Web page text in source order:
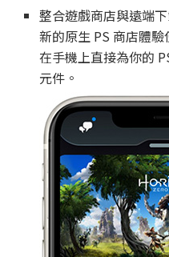
整合遊戲商店與遠端
新的原生 PS 商店體
在手機上直接為你的
元件。